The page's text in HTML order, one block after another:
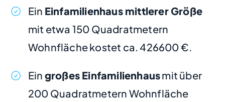
Ein Einfamilienhaus mittlerer Größe
mit etwa 150 Quadratmetern
Wohnfläche kostet ca. 426600 €.
Ein großes Einfamilienhausmit über
200 Quadratmetern Wohnfläche